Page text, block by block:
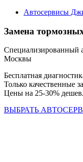
Автосервисы
Замена
Специализированный
Москвы
Бесплатная
Только качественные
Цены на 25-30%
ВЫБРАТЬ